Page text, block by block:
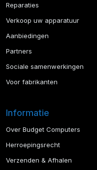
Reparaties
Verkoop uw apparatuur
Aanbiedingen
Partners
Sociale samenwerkingen
Voor fabrikanten
Informatie
Over Budget Computers
Herroepingsrecht
Verzenden & Afhalen